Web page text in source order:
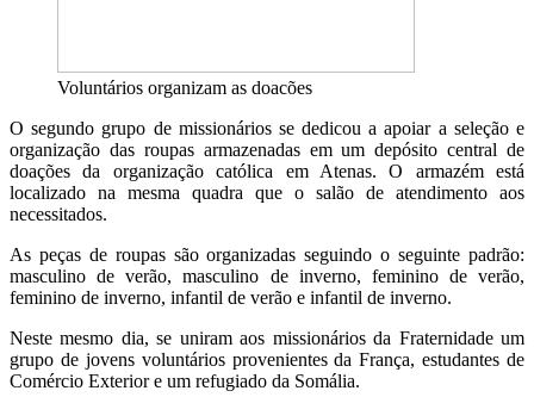
Voluntários organizam as doacões
O segundo grupo de missionários se dedicou a apoiar a seleção e
organização das roupas armazenadas em um depósito central de
doações da organização católica em Atenas. O armazém está
localizado na mesma quadra que o salão de atendimento aos
necessitados.
As peças de roupas são organizadas seguindo o seguinte padrão:
masculino de verão, masculino de inverno, feminino de verão,
feminino de inverno, infantil de verão e infantil de inverno.
Neste mesmo dia, se uniram aos missionários da Fraternidade um
grupo de jovens voluntários provenientes da França, estudantes de
Comércio Exterior e um refugiado da Somália.